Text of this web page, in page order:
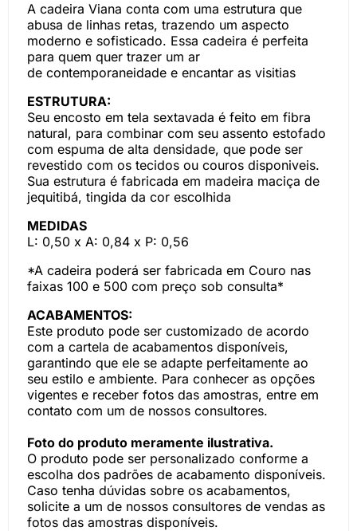
A cadeira Viana conta com uma estrutura que
abusa de linhas retas, trazendo um aspecto
moderno e sofisticado. Essa cadeira é perfeita
para quem quer trazer um ar
de contemporaneidade e encantar as visitias
ESTRUTURA:
Seu encosto em tela sextavada é feito em fibra
natural, para combinar com seu assento estofado
com espuma de alta densidade, que pode ser
revestido com os tecidos ou couros disponiveis.
Sua estrutura é fabricada em madeira maciça de
jequitibá, tingida da cor escolhida
MEDIDAS
L: 0,50 x A: 0,84 x P: 0,56
*A cadeira poderá ser fabricada em Couro nas
faixas 100 e 500 com preço sob consulta*
ACABAMENTOS:
Este produto pode ser customizado de acordo
com a cartela de acabamentos disponíveis,
garantindo que ele se adapte perfeitamente ao
seu estilo e ambiente. Para conhecer as opções
vigentes e receber fotos das amostras, entre em
contato com um de nossos consultores.
Foto do produto meramente ilustrativa.
O produto pode ser personalizado conforme a
escolha dos padrões de acabamento disponíveis.
Caso tenha dúvidas sobre os acabamentos,
solicite a um de nossos consultores de vendas as
fotos das amostras disponíveis.